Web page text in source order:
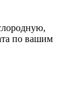
по вашим